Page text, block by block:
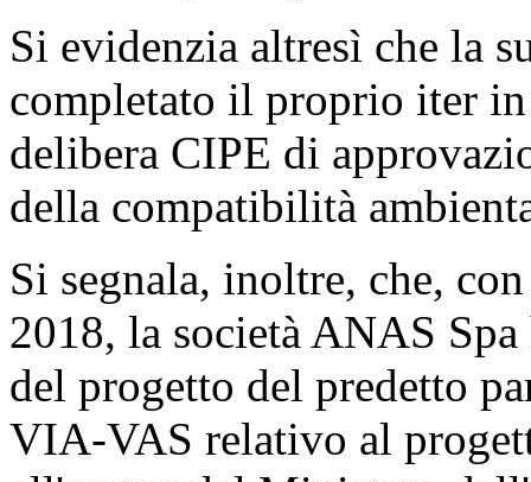
Si evidenzia altresì che la
completato il proprio iter in
delibera CIPE di
della compatibilità
Si segnala, inoltre, che,
2018, la società ANAS
del progetto del predetto
VIA-VAS relativo al